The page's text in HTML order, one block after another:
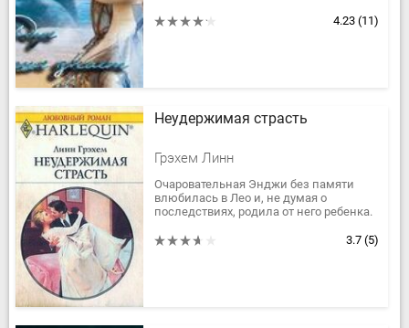
его постели новая девушка, его любви...
4.23 (11)
Неудержимая страсть
Грэхем Линн
Очаровательная Энджи без памяти
влюбилась в Лео и, не думая о
последствиях, родила от него ребенка.
равенства: она – дочь дворецкого, а
3.7 (5)